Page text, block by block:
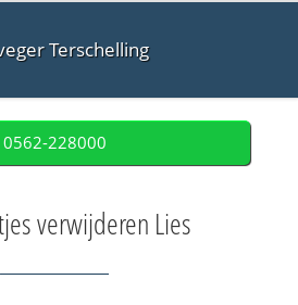
Terschelling
0562-228000
verwijderen Lies